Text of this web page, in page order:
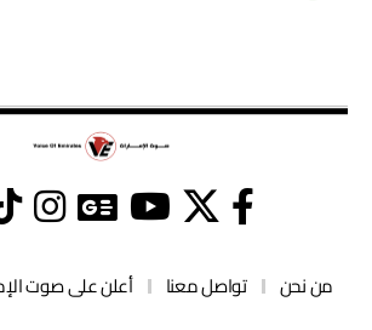
من نحن تواصل معنا أعلن على صوت